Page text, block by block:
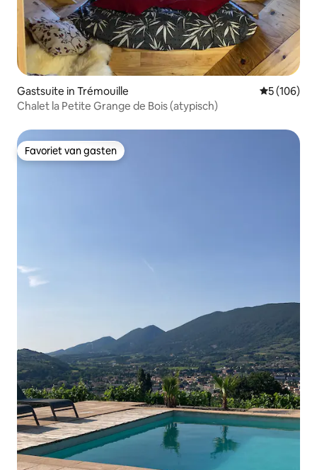
Gastsuite in Trémouille
5 (106)
Chalet la Petite Grange de Bois (atypisch)
Favoriet van gasten
Favoriet van gasten